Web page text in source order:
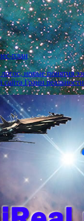
план
новые понятия
сайта Грани